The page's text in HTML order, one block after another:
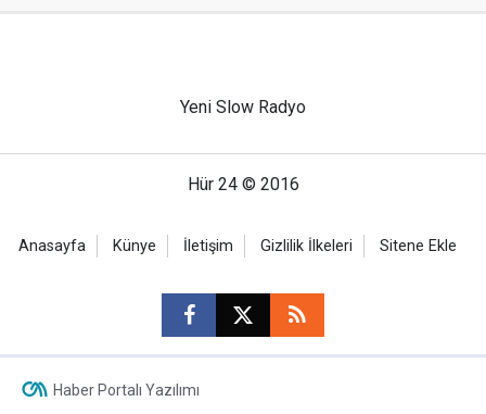
Yeni Slow Radyo
Hür 24 © 2016
Anasayfa Künye İletişim Gizlilik İlkeleri Sitene Ekle
Haber Portalı Yazılımı